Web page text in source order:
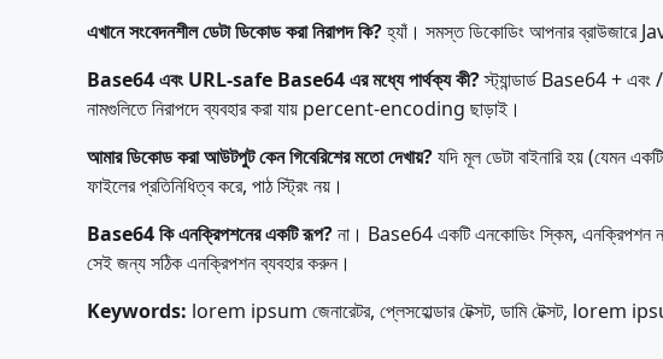
এখানে সংবেদনশীল ডেটা ডিকোড করা নিরাপদ কি?হ্যাঁ। সমস্ত ডিকোডিং আপনার ব্রাউজারে
Base64 এবং URL-safe Base64 এর মধ্যে পার্থক্য কী?স্ট্যান্ডার্ড Base64 +
নামগুলিতে নিরাপদে ব্যবহার করা যায় percent-encoding ছাড়াই।
আমার ডিকোড করা আউটপুট কেন গিবেরিশের মতো দেখায়?যদি মূল ডেটা বাইনারি হয় (যেমন
ফাইলের প্রতিনিধিত্ব করে, পাঠ স্ট্রিং নয়।
Base64 কি এনক্রিপশনের একটি রূপ?না। Base64 একটি এনকোডিং স্কিম, এনক্রিপশন
সেই জন্য সঠিক এনক্রিপশন ব্যবহার করুন।
Keywords: lorem ipsum জেনারেটর, প্লেসহোল্ডার টেক্সট, ডামি টেক্সট, lorem